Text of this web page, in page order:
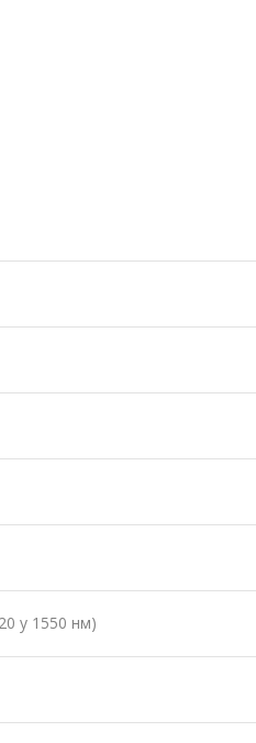
у 1550 нм)